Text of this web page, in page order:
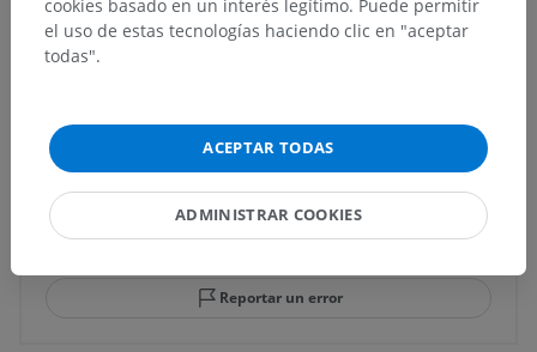
Traducciones
¿Ha detectado un error?
No dude en sugerir una corrección, traducción o
mejora de contenido.
Reportar un error
cookies basado en un interés legítimo. Puede permitir
el uso de estas tecnologías haciendo clic en "aceptar
todas".
ACEPTAR TODAS
ADMINISTRAR COOKIES